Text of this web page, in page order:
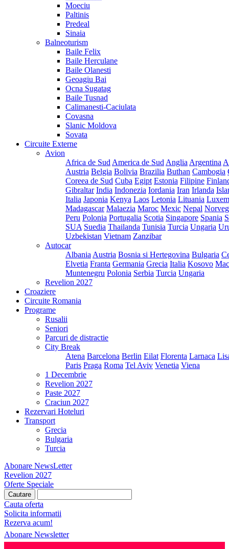
Moeciu
Paltinis
Predeal
Sinaia
Balneoturism
Baile Felix
Baile Herculane
Baile Olanesti
Geoagiu Bai
Ocna Sugatag
Baile Tusnad
Calimanesti-Caciulata
Covasna
Slanic Moldova
Sovata
Circuite Externe
Avion
Africa de Sud America de Sud Anglia Argentina
Austria Belgia Bolivia Brazilia Buthan Cambogia
Coreea de Sud Cuba Egipt Estonia Filipine
Gibraltar India Indonezia Iordania Iran Irlanda
Italia Japonia Kenya Laos Letonia Lituania
Madagascar Malaezia Maroc Mexic Nepal
Peru Polonia Portugalia Scotia Singapore Spania
SUA Suedia Thailanda Tunisia Turcia Ungaria
Uzbekistan Vietnam Zanzibar
Autocar
Albania Austria Bosnia si Hertegovina Bulgaria
Elvetia Franta Germania Grecia Italia Kosovo
Muntenegru Polonia Serbia Turcia Ungaria
Revelion 2027
Croaziere
Circuite Romania
Programe
Rusalii
Seniori
Parcuri de distractie
City Break
Atena Barcelona Berlin Eilat Florenta Larnaca
Paris Praga Roma Tel Aviv Venetia Viena
1 Decembrie
Revelion 2027
Paste 2027
Craciun 2027
Rezervari Hoteluri
Transport
Grecia
Bulgaria
Turcia
Abonare NewsLetter
Revelion 2027
Oferte Speciale
Cauta oferta
Solicita informatii
Rezerva acum!
Abonare Newsletter